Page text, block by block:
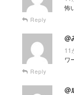
怖
Reply
@
11
ワ
Reply
@